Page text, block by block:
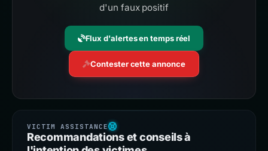
d'un faux positif
Flux d'alertes en temps réel
Contester cette annonce
Recommandations et conseils à